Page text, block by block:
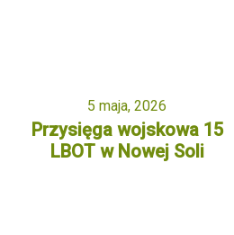
5 maja, 2026
Przysięga wojskowa 15
LBOT w Nowej Soli